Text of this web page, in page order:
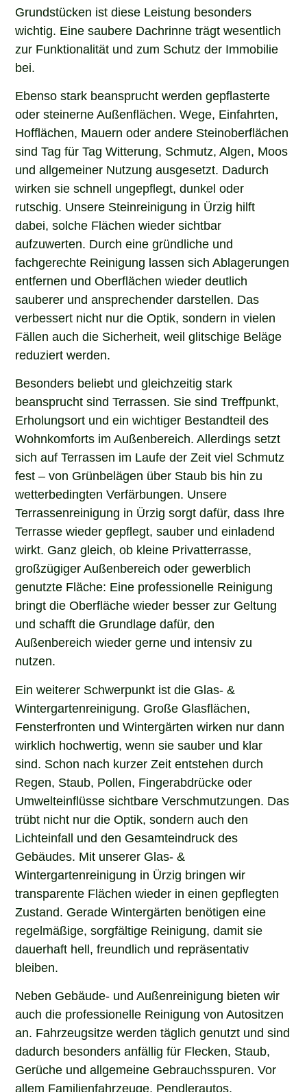
Grundstücken ist diese Leistung besonders
wichtig. Eine saubere Dachrinne trägt wesentlich
zur Funktionalität und zum Schutz der Immobilie
bei.
Ebenso stark beansprucht werden gepflasterte
oder steinerne Außenflächen. Wege, Einfahrten,
Hofflächen, Mauern oder andere Steinoberflächen
sind Tag für Tag Witterung, Schmutz, Algen, Moos
und allgemeiner Nutzung ausgesetzt. Dadurch
wirken sie schnell ungepflegt, dunkel oder
rutschig. Unsere Steinreinigung in Ürzig hilft
dabei, solche Flächen wieder sichtbar
aufzuwerten. Durch eine gründliche und
fachgerechte Reinigung lassen sich Ablagerungen
entfernen und Oberflächen wieder deutlich
sauberer und ansprechender darstellen. Das
verbessert nicht nur die Optik, sondern in vielen
Fällen auch die Sicherheit, weil glitschige Beläge
reduziert werden.
Besonders beliebt und gleichzeitig stark
beansprucht sind Terrassen. Sie sind Treffpunkt,
Erholungsort und ein wichtiger Bestandteil des
Wohnkomforts im Außenbereich. Allerdings setzt
sich auf Terrassen im Laufe der Zeit viel Schmutz
fest – von Grünbelägen über Staub bis hin zu
wetterbedingten Verfärbungen. Unsere
Terrassenreinigung in Ürzig sorgt dafür, dass Ihre
Terrasse wieder gepflegt, sauber und einladend
wirkt. Ganz gleich, ob kleine Privatterrasse,
großzügiger Außenbereich oder gewerblich
genutzte Fläche: Eine professionelle Reinigung
bringt die Oberfläche wieder besser zur Geltung
und schafft die Grundlage dafür, den
Außenbereich wieder gerne und intensiv zu
nutzen.
Ein weiterer Schwerpunkt ist die Glas- &
Wintergartenreinigung. Große Glasflächen,
Fensterfronten und Wintergärten wirken nur dann
wirklich hochwertig, wenn sie sauber und klar
sind. Schon nach kurzer Zeit entstehen durch
Regen, Staub, Pollen, Fingerabdrücke oder
Umwelteinflüsse sichtbare Verschmutzungen. Das
trübt nicht nur die Optik, sondern auch den
Lichteinfall und den Gesamteindruck des
Gebäudes. Mit unserer Glas- &
Wintergartenreinigung in Ürzig bringen wir
transparente Flächen wieder in einen gepflegten
Zustand. Gerade Wintergärten benötigen eine
regelmäßige, sorgfältige Reinigung, damit sie
dauerhaft hell, freundlich und repräsentativ
bleiben.
Neben Gebäude- und Außenreinigung bieten wir
auch die professionelle Reinigung von Autositzen
an. Fahrzeugsitze werden täglich genutzt und sind
dadurch besonders anfällig für Flecken, Staub,
Gerüche und allgemeine Gebrauchsspuren. Vor
allem Familienfahrzeuge, Pendlerautos,